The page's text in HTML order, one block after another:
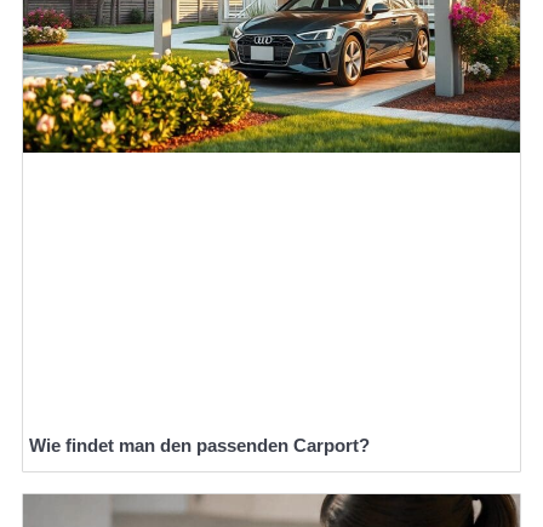
Wie findet man den passenden Carport?